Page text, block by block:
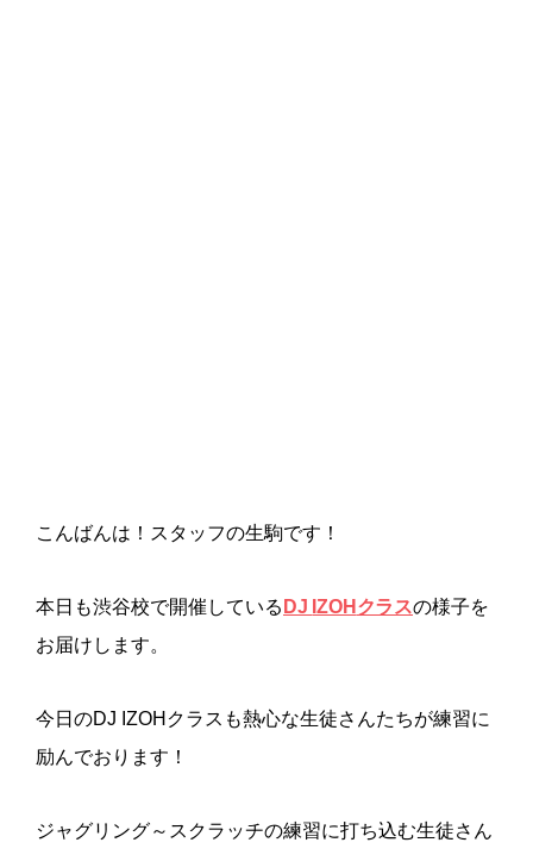
こんばんは！スタッフの生駒です！
本日も渋谷校で開催している DJ IZOH クラスの様子を
お届けします。
今日のDJ IZOHクラスも熱心な生徒さんたちが練習に
励んでおります！
ジャグリング～スクラッチの練習に打ち込む生徒さん